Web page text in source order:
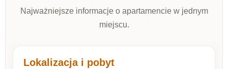
Najważniejsze informacje o apartamencie w jednym
miejscu.
Lokalizacja i pobyt